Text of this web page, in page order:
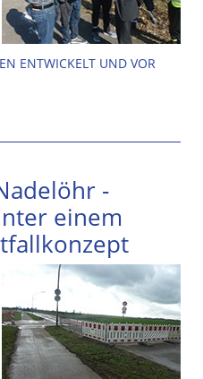
ENTWICKELT UND VOR
-
einem